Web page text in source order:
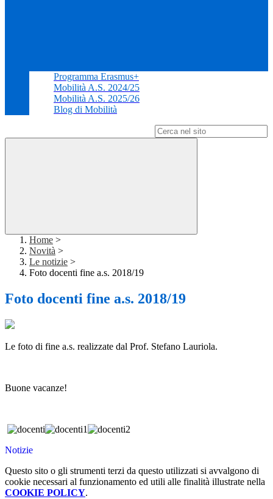
Programma Erasmus+
Mobilità A.S. 2024/25
Mobilità A.S. 2025/26
Blog di Mobilità
Home >
Novità >
Le notizie >
Foto docenti fine a.s. 2018/19
Foto docenti fine a.s. 2018/19
Le foto di fine a.s. realizzate dal Prof. Stefano Lauriola.
Buone vacanze!
Notizie
Questo sito o gli strumenti terzi da questo utilizzati si avvalgono di
cookie necessari al funzionamento ed utili alle finalità illustrate nella
COOKIE POLICY.